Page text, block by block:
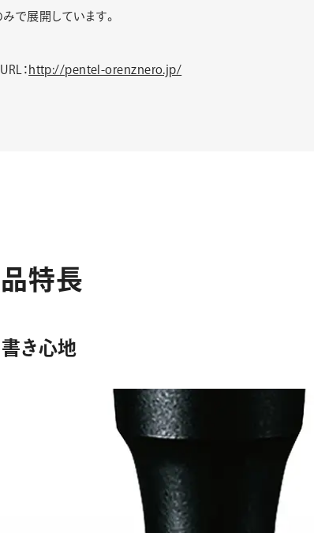
で展開しています。
： http://pentel-orenznero.jp/
品特長
き心地